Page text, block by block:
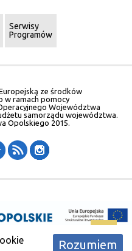
Serwisy
Programów
ze środków
w ramach pomocy
Województwa
samorządu województwa.
Opolskiego 2015.
Rozumiem